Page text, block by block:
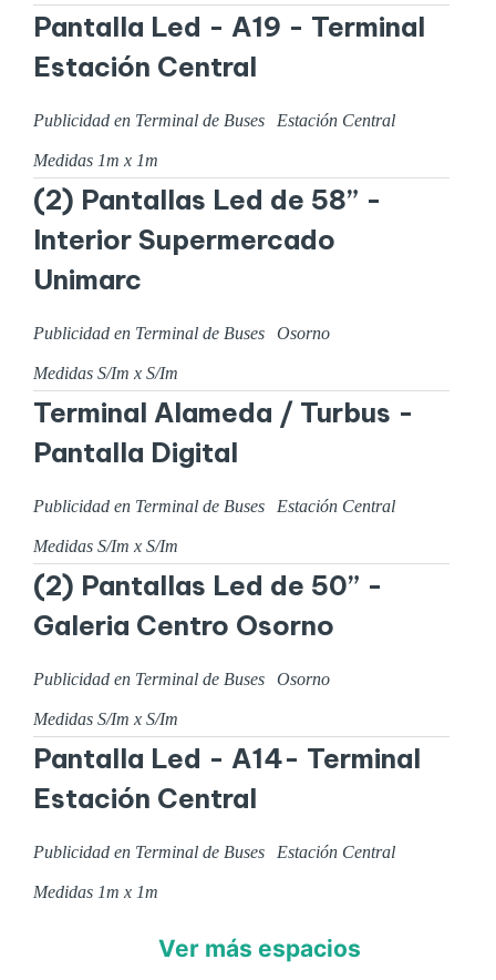
Pantalla Led - A19 - Terminal
Estación Central
Publicidad en Terminal de Buses Estación Central
Medidas 1m x 1m
(2) Pantallas Led de 58” -
Interior Supermercado
Unimarc
Publicidad en Terminal de Buses Osorno
Medidas S/Im x S/Im
Terminal Alameda / Turbus -
Pantalla Digital
Publicidad en Terminal de Buses Estación Central
Medidas S/Im x S/Im
(2) Pantallas Led de 50” -
Galeria Centro Osorno
Publicidad en Terminal de Buses Osorno
Medidas S/Im x S/Im
Pantalla Led - A14- Terminal
Estación Central
Publicidad en Terminal de Buses Estación Central
Medidas 1m x 1m
Ver más espacios